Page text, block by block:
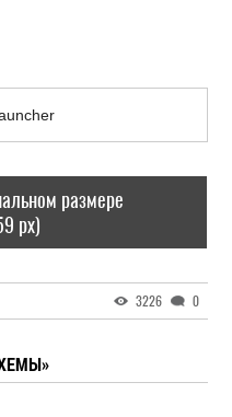
размере
px)
3226 0